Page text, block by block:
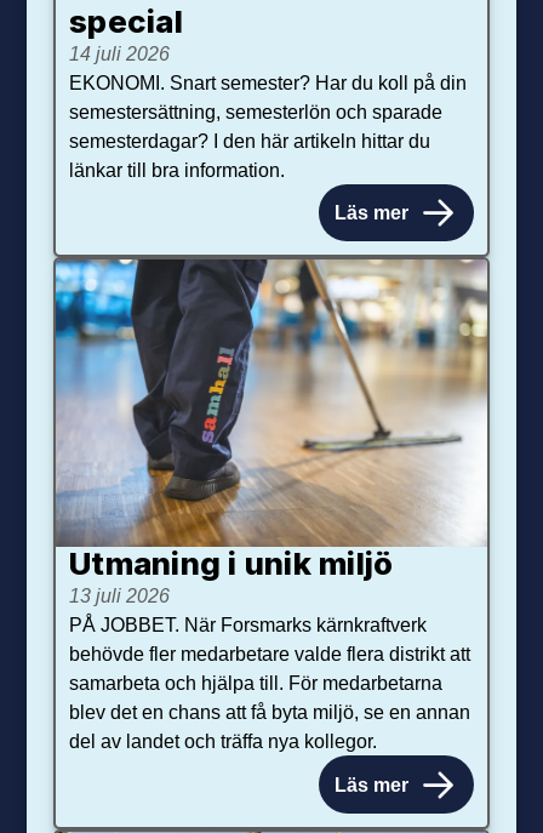
special
14 juli 2026
EKONOMI. Snart semester? Har du koll på din
semestersättning, semesterlön och sparade
semesterdagar? I den här artikeln hittar du
länkar till bra information.
Läs mer
Utmaning i unik miljö
13 juli 2026
PÅ JOBBET. När Forsmarks kärnkraftverk
behövde fler medarbetare valde flera distrikt att
samarbeta och hjälpa till. För medarbetarna
blev det en chans att få byta miljö, se en annan
del av landet och träffa nya kollegor.
Läs mer